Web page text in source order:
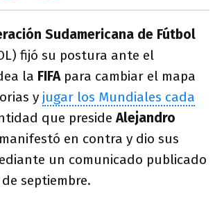
Sudamericana de Fútbol
fijó su postura ante el
la FIFApara cambiar el mapa
y jugar los Mundiales cada
que preside Alejandro
en contra y dio sus
un comunicado publicado
septiembre.